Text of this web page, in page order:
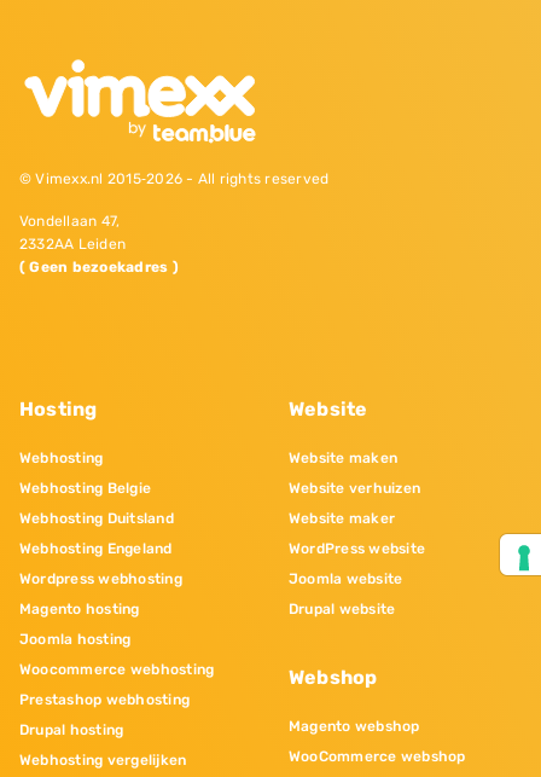
© Vimexx.nl 2015‐2026 - All rights reserved
Vondellaan 47,
2332AA Leiden
( Geen bezoekadres )
Hosting
Webhosting
Webhosting Belgie
Webhosting Duitsland
Webhosting Engeland
Wordpress webhosting
Magento hosting
Joomla hosting
Woocommerce webhosting
Prestashop webhosting
Drupal hosting
Webhosting vergelijken
Website
Website maken
Website verhuizen
Website maker
WordPress website
Joomla website
Drupal website
Webshop
Magento webshop
WooCommerce webshop